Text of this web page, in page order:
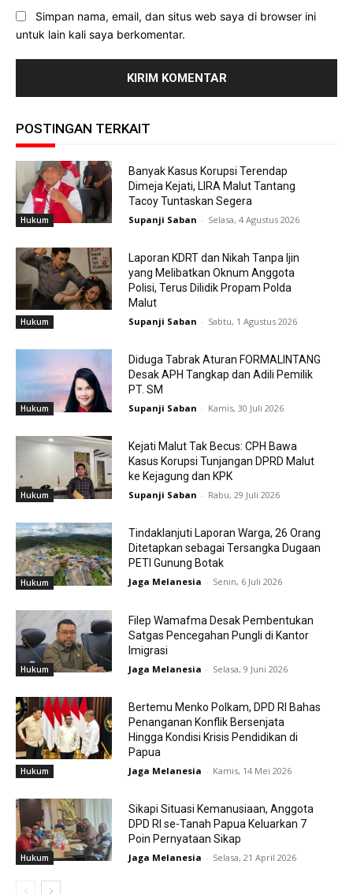
Simpan nama, email, dan situs web saya di browser ini
untuk lain kali saya berkomentar.
POSTINGAN TERKAIT
Hukum
Banyak Kasus Korupsi Terendap
Dimeja Kejati, LIRA Malut Tantang
Tacoy Tuntaskan Segera
Supanji Saban - Selasa, 4 Agustus 2026
Hukum
Laporan KDRT dan Nikah Tanpa Ijin
yang Melibatkan Oknum Anggota
Polisi, Terus Dilidik Propam Polda
Malut
Supanji Saban - Sabtu, 1 Agustus 2026
Hukum
Diduga Tabrak Aturan FORMALINTANG
Desak APH Tangkap dan Adili Pemilik
PT. SM
Supanji Saban - Kamis, 30 Juli 2026
Hukum
Kejati Malut Tak Becus: CPH Bawa
Kasus Korupsi Tunjangan DPRD Malut
ke Kejagung dan KPK
Supanji Saban - Rabu, 29 Juli 2026
Hukum
Tindaklanjuti Laporan Warga, 26 Orang
Ditetapkan sebagai Tersangka Dugaan
PETI Gunung Botak
Jaga Melanesia - Senin, 6 Juli 2026
Hukum
Filep Wamafma Desak Pembentukan
Satgas Pencegahan Pungli di Kantor
Imigrasi
Jaga Melanesia - Selasa, 9 Juni 2026
Hukum
Bertemu Menko Polkam, DPD RI Bahas
Penanganan Konflik Bersenjata
Hingga Kondisi Krisis Pendidikan di
Papua
Jaga Melanesia - Kamis, 14 Mei 2026
Hukum
Sikapi Situasi Kemanusiaan, Anggota
DPD RI se-Tanah Papua Keluarkan 7
Poin Pernyataan Sikap
Jaga Melanesia - Selasa, 21 April 2026